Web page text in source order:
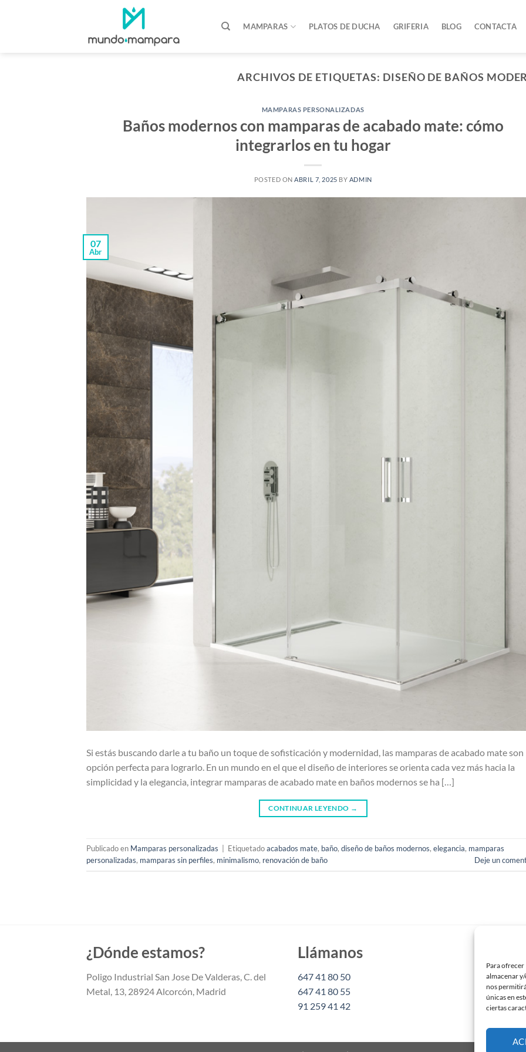
Para ofrecer
almacenar
nos
únicas en
ciertas
MAMPARAS PLATOS DE DUCHA GRIFERIA BLOG CONTACTA
ARCHIVOS DE ETIQUETAS: DISEÑO DE BAÑOS
MAMPARAS PERSONALIZADAS
Baños modernos con mamparas de acabado mate: cómo
integrarlos en tu hogar
POSTED ONABRIL 7, 2025 BY ADMIN
07
Abr
Si estás buscando darle a tu baño un toque de sofisticación y modernidad, las mamparas de acabado mate son
opción perfecta para lograrlo. En un mundo en el que el diseño de interiores se orienta cada vez más hacia la
simplicidad y la elegancia, integrar mamparas de acabado mate en baños modernos se ha […]
CONTINUAR LEYENDO →
Publicado en Mamparas personalizadas Etiquetadoacabados mate, baño, diseño de baños modernos, elegancia, mamparas
personalizadas, mamparas sin perfiles, minimalismo, renovación de baño Deje un
¿Dónde estamos?
Poligo Industrial San Jose De Valderas, C. del
Metal, 13, 28924 Alcorcón, Madrid
Llámanos
647 41 80 50
647 41 80 55
91 259 41 42